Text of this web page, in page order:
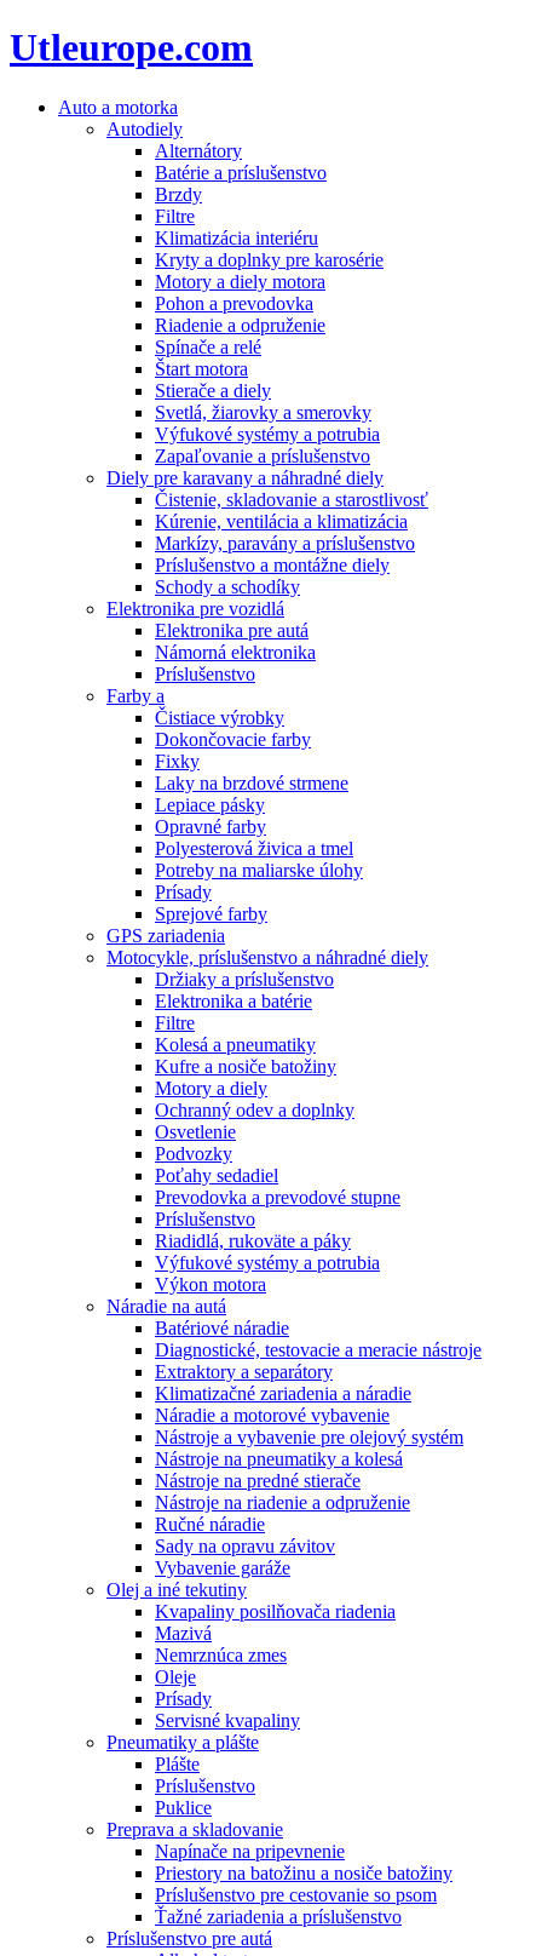
Utleurope.com
Auto a motorka
Autodiely
Alternátory
Batérie a príslušenstvo
Brzdy
Filtre
Klimatizácia interiéru
Kryty a doplnky pre karosérie
Motory a diely motora
Pohon a prevodovka
Riadenie a odpruženie
Spínače a relé
Štart motora
Stierače a diely
Svetlá, žiarovky a smerovky
Výfukové systémy a potrubia
Zapaľovanie a príslušenstvo
Diely pre karavany a náhradné diely
Čistenie, skladovanie a starostlivosť
Kúrenie, ventilácia a klimatizácia
Markízy, paravány a príslušenstvo
Príslušenstvo a montážne diely
Schody a schodíky
Elektronika pre vozidlá
Elektronika pre autá
Námorná elektronika
Príslušenstvo
Farby a
Čistiace výrobky
Dokončovacie farby
Fixky
Laky na brzdové strmene
Lepiace pásky
Opravné farby
Polyesterová živica a tmel
Potreby na maliarske úlohy
Prísady
Sprejové farby
GPS zariadenia
Motocykle, príslušenstvo a náhradné diely
Držiaky a príslušenstvo
Elektronika a batérie
Filtre
Kolesá a pneumatiky
Kufre a nosiče batožiny
Motory a diely
Ochranný odev a doplnky
Osvetlenie
Podvozky
Poťahy sedadiel
Prevodovka a prevodové stupne
Príslušenstvo
Riadidlá, rukoväte a páky
Výfukové systémy a potrubia
Výkon motora
Náradie na autá
Batériové náradie
Diagnostické, testovacie a meracie nástroje
Extraktory a separátory
Klimatizačné zariadenia a náradie
Náradie a motorové vybavenie
Nástroje a vybavenie pre olejový systém
Nástroje na pneumatiky a kolesá
Nástroje na predné stierače
Nástroje na riadenie a odpruženie
Ručné náradie
Sady na opravu závitov
Vybavenie garáže
Olej a iné tekutiny
Kvapaliny posilňovača riadenia
Mazivá
Nemrznúca zmes
Oleje
Prísady
Servisné kvapaliny
Pneumatiky a plášte
Plášte
Príslušenstvo
Puklice
Preprava a skladovanie
Napínače na pripevnenie
Priestory na batožinu a nosiče batožiny
Príslušenstvo pre cestovanie so psom
Ťažné zariadenia a príslušenstvo
Príslušenstvo pre autá